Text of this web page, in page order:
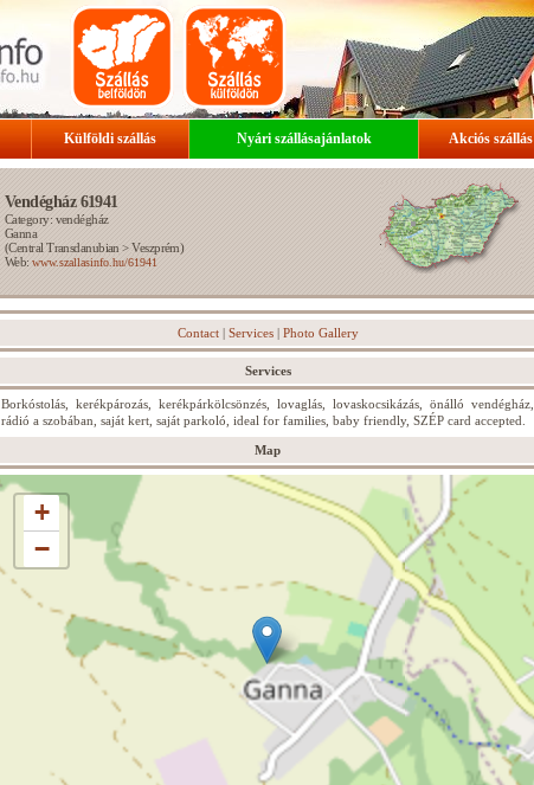
Külföldi szállás Nyári szállásajánlatok Akciós szállás
Vendégház 61941
Category: vendégház
Ganna
(Central Transdanubian >Veszprém)
Web:www.szallasinfo.hu/61941
Contact| Services| Photo Gallery
Services
Borkóstolás, kerékpározás, kerékpárkölcsönzés, lovaglás, lovaskocsikázás, önálló vendégház,
rádió a szobában, saját kert, saját parkoló, ideal for families, baby friendly, SZÉP card accepted.
Map
+
−